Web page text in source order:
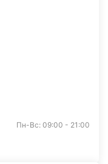
Пн-Вс: 09:00 - 21:00